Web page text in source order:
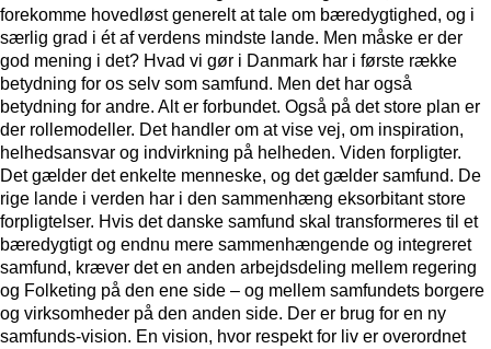
forekomme hovedløst generelt at tale om bæredygtighed, og i
særlig grad i ét af verdens mindste lande. Men måske er der
god mening i det? Hvad vi gør i Danmark har i første række
betydning for os selv som samfund. Men det har også
betydning for andre. Alt er forbundet. Også på det store plan er
der rollemodeller. Det handler om at vise vej, om inspiration,
helhedsansvar og indvirkning på helheden. Viden forpligter.
Det gælder det enkelte menneske, og det gælder samfund. De
rige lande i verden har i den sammenhæng eksorbitant store
forpligtelser. Hvis det danske samfund skal transformeres til et
bæredygtigt og endnu mere sammenhængende og integreret
samfund, kræver det en anden arbejdsdeling mellem regering
og Folketing på den ene side – og mellem samfundets borgere
og virksomheder på den anden side. Der er brug for en ny
samfunds-vision. En vision, hvor respekt for liv er overordnet